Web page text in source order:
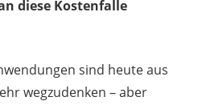
diese Kostenfalle
sind heuteaus
wegzudenken – aber